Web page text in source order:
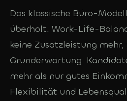
English
Das klassische Büro-
überholt. Work-Life-
keine Zusatzleistung mehr,
Grunderwartung.
mehr als nur gutes
Flexibilität und